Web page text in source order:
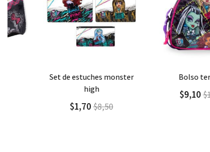
Agregar Detalle
$8,50
Agregar Detalle
bolso termico
$13,00